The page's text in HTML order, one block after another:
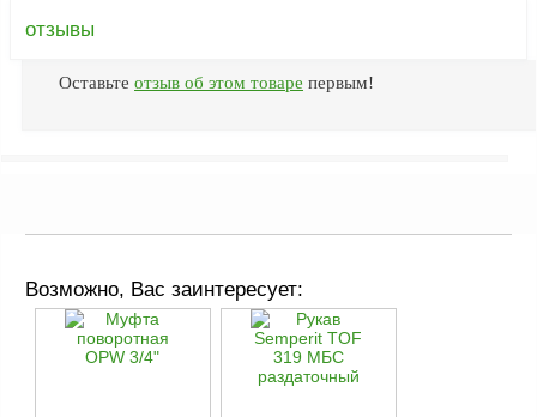
оборудование
заземления
автоцистерн и
комплектующие
Продукция НПП
отзывы
Оставьте отзыв об этом товаре первым!
Возможно, Вас заинтересует: